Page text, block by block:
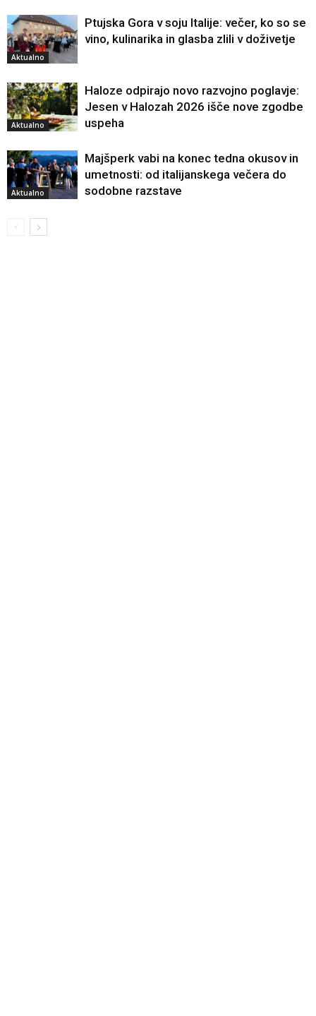
Aktualno
Ptujska Gora v soju Italije: večer, ko so se
vino, kulinarika in glasba zlili v doživetje
Aktualno
Haloze odpirajo novo razvojno poglavje:
Jesen v Halozah 2026 išče nove zgodbe
uspeha
Aktualno
Majšperk vabi na konec tedna okusov in
umetnosti: od italijanskega večera do
sodobne razstave